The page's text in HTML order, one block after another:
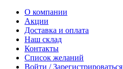
О компании
Акции
Доставка и оплата
Наш склад
Контакты
Список желаний
Войти / Зарегистрироваться